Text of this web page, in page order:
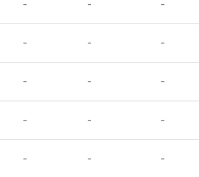
- - -
- - -
- - -
- - -
- - -